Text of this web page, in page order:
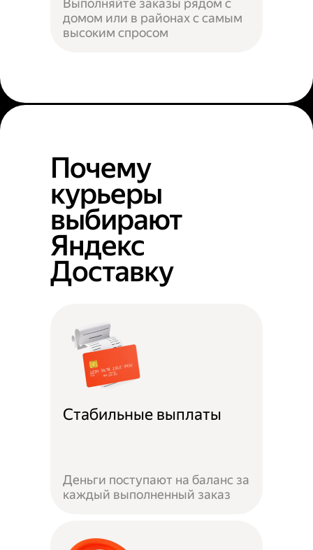
Выполняйте заказы рядом с
домом или в районах с самым
высоким спросом
Почему
курьеры
выбирают
Яндекс
Доставку
Стабильные выплаты
Деньги поступают на баланс за
каждый выполненный заказ